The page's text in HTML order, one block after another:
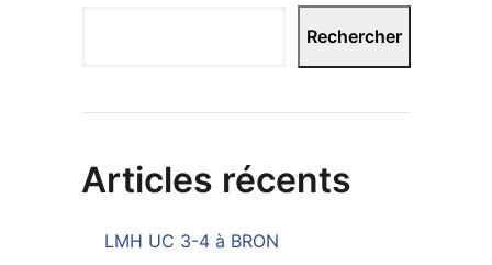
Rechercher
Articles récents
LMH UC 3-4 à BRON